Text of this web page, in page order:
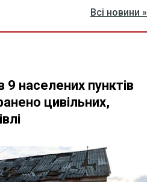
Всі новини »
9 населених пунктів
цивільних,